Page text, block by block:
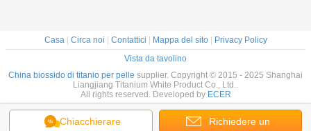
Chiacchierare Richiedere un
Casa | Circa noi | Contattici | Mappa del sito| Privacy Policy
Vista da tavolino
China biossido di titanio per pelle supplier. Copyright © 2015 - 2025 Shanghai
Liangjiang Titanium White Product Co., Ltd..
All rights reserved. Developed by ECER